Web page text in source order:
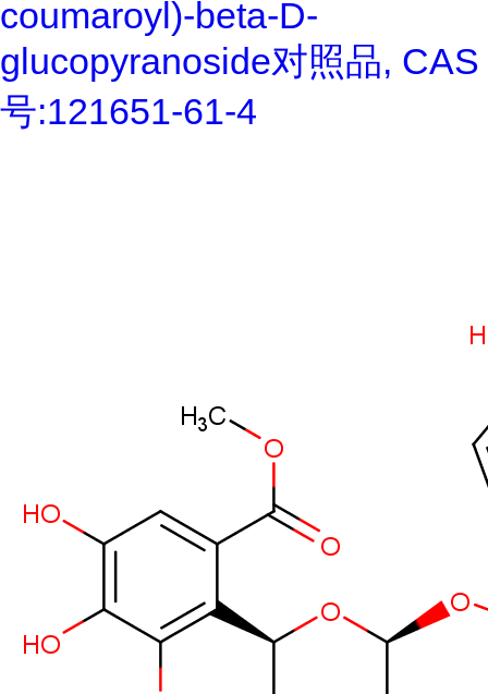
coumaroyl)-beta-D-
glucopyranoside对照品, CAS
号:121651-61-4